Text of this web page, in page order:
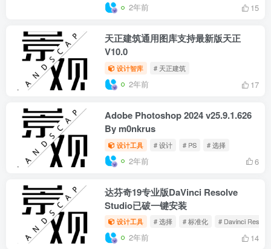
2年前 14
VR6.2渲染器VRay6.2006 For max
2025中文破解版补丁下载
设计工具 # 模型 # 选择
2年前 11
天正建筑T20 V10.0破解版 for
CAD2010~2024软件下载与使用教程
设计工具 # 平面图 # CAD # 建筑设计
2年前 15
天正建筑通用图库支持最新版天正
V10.0
设计智库 # 天正建筑
2年前 17